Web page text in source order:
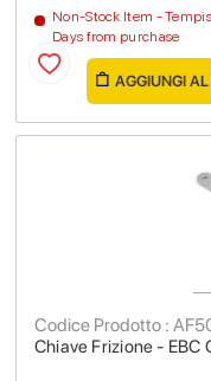
Non-Stock Item -
Days from purchase
AGGIUNGI
Chiave Frizione - EBC
Codice Prodotto :